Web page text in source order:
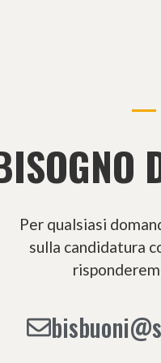
Per qualsiasi
sulla candidatura